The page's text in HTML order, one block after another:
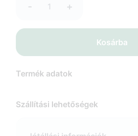
- +
Kosárba
Termék adatok
Szállítási lehetőségek